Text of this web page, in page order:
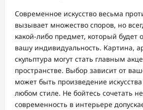
Современное искусство весьма
вызывает множество споров, но
какой-либо предмет, который будет
вашу индивидуальность. Картина,
скульптура могут стать главным
пространстве. Выбор зависит от
может быть произведение
любом стиле. Не бойтесь сочетать
современность в интерьере